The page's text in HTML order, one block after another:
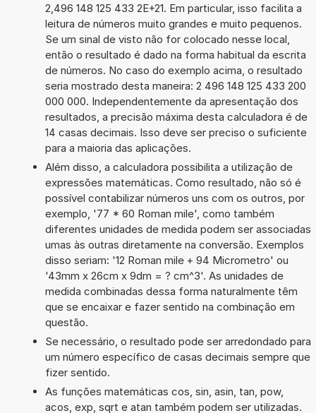
2,496 148 125 433 2E+21. Em particular, isso facilita a
leitura de números muito grandes e muito pequenos.
Se um sinal de visto não for colocado nesse local,
então o resultado é dado na forma habitual da escrita
de números. No caso do exemplo acima, o resultado
seria mostrado desta maneira: 2 496 148 125 433 200
000 000. Independentemente da apresentação dos
resultados, a precisão máxima desta calculadora é de
14 casas decimais. Isso deve ser preciso o suficiente
para a maioria das aplicações.
Além disso, a calculadora possibilita a utilização de
expressões matemáticas. Como resultado, não só é
possível contabilizar números uns com os outros, por
exemplo, '77 * 60 Roman mile', como também
diferentes unidades de medida podem ser associadas
umas às outras diretamente na conversão. Exemplos
disso seriam: '12 Roman mile + 94 Micrometro' ou
'43mm x 26cm x 9dm = ? cm^3'. As unidades de
medida combinadas dessa forma naturalmente têm
que se encaixar e fazer sentido na combinação em
questão.
Se necessário, o resultado pode ser arredondado para
um número específico de casas decimais sempre que
fizer sentido.
As funções matemáticas cos, sin, asin, tan, pow,
acos, exp, sqrt e atan também podem ser utilizadas.